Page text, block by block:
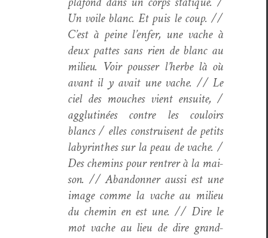
Un voile blanc. Et puis le coup. //
C’est à peine l’enfer, une vache à
deux pattes sans rien de blanc au
milieu. Voir pouss­er l’herbe là où
avant il y avait une vache. // Le
ciel des mouch­es vient ensuite, /
agglu­tinées con­tre les couloirs
blancs / elles con­stru­isent de petits
labyrinthes sur la peau de vache. /
Des chemins pour ren­tr­er à la mai­
son. // Aban­don­ner aus­si est une
image comme la vache au milieu
du chemin en est une. // Dire le
mot vache au lieu de dire grand-